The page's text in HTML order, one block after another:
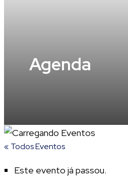
Agenda
« Todos Eventos
Este evento já passou.